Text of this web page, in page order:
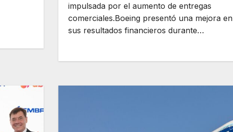
impulsada por el aumento de entregas
comerciales.Boeing presentó una mejora en
sus resultados financieros durante…